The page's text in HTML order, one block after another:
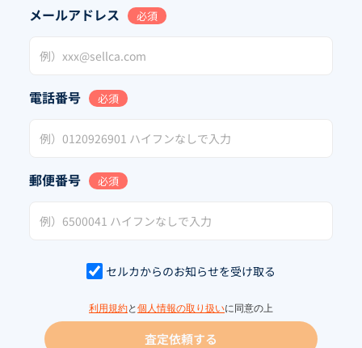
メールアドレス 必須
電話番号 必須
郵便番号 必須
セルカからのお知らせを受け取る
利用規約と 個人情報の取り扱いに同意の上
査定依頼する